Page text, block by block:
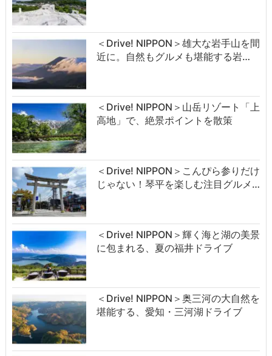
＜Drive! NIPPON＞雄大な岩手山を間
近に。自然もグルメも堪能する岩…
＜Drive! NIPPON＞山岳リゾート「上
高地」で、絶景ポイントを散策
＜Drive! NIPPON＞こんぴら参りだけ
じゃない！琴平を楽しむ注目グルメ…
＜Drive! NIPPON＞輝く海と湖の美景
に包まれる、夏の福井ドライブ
＜Drive! NIPPON＞奥三河の大自然を
堪能する、愛知・三河湖ドライブ